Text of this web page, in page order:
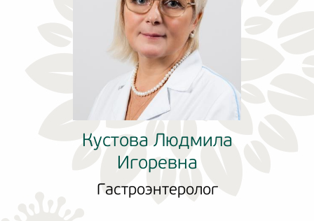
Кустова Людмила
Игоревна
Гастроэнтеролог